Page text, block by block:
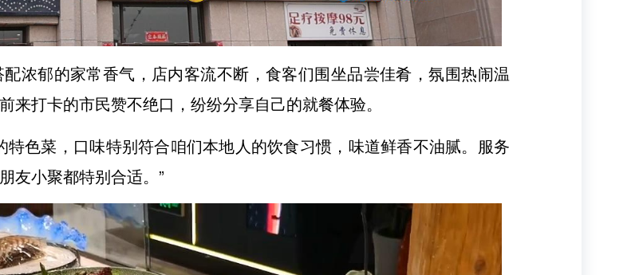
浓郁的家常香气，店内客流不断，食客们围坐品尝佳肴，氛围热闹温
打卡的市民赞不绝口，纷纷分享自己的就餐体验。
色菜，口味特别符合咱们本地人的饮食习惯，味道鲜香不油腻。服务
友小聚都特别合适。”